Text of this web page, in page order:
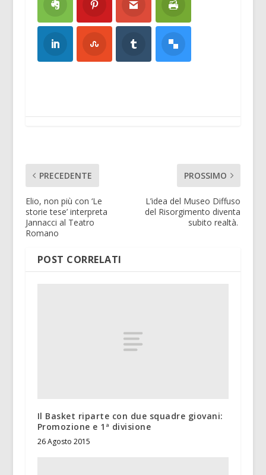
PRECEDENTE
Elio, non più con ‘Le
storie tese’ interpreta
Jannacci al Teatro
Romano
PROSSIMO
L’idea del Museo Diffuso
del Risorgimento diventa
subito realtà.
POST CORRELATI
Il Basket riparte con due squadre giovani:
Promozione e 1ª divisione
26 Agosto 2015